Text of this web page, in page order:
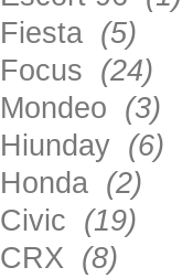
Fiesta (5)
Focus (24)
Mondeo (3)
Hiunday (6)
Honda (2)
Civic (19)
CRX (8)